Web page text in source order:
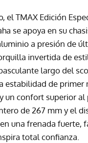
el TMAX Edición
se apoya en su
a presión de
invertida de
largo del
estabilidad de primer
un confort superior
de 267 mm y el
una frenada fuerte,
total confianza.